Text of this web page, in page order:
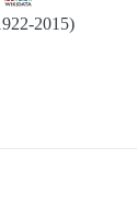
2015)